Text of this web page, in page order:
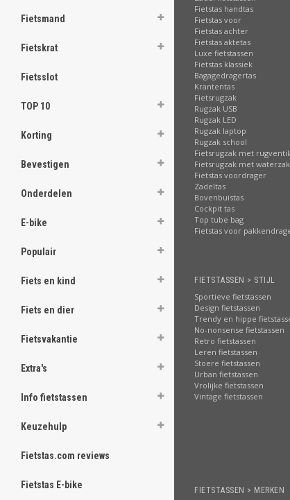
Fietsmand
Fietskrat
Fietsslot
TOP 10
Korting
Bevestigen
Onderdelen
E-bike
Populair
Fiets en kind
Fiets en dier
Fietsvakantie
Extra's
Info fietstassen
Keuzehulp
Fietstas.com reviews
Fietstas E-bike
.
.
.
.
.
.
Fietstas handtas
Fietstas voor
Fietstas achter
Fietstas aktetas
Luxe fietstassen
Fietstas klassiek
Bagagedragertas
Krantentas
Fietsrugzak
Rugzak USB
Rugzak LED
Rugzak laptop
Rugzak school
Fietsrugzak met
Fietsrugzak met waterzak
Fietstas voordrager
Zadeltas
Bovenbuistas
Cockpit tas
Top tube bag
Fietstas voor
FIETSTASSEN > STIJL
Sportieve fietstassen
Design fietstassen
Trendy en hippe
No-nonsense fietstassen
Retro fietstassen
Leren fietstassen
Stoere fietstassen
Urban fietstassen
Vrolijke fietstassen
Vintage fietstassen
FIETSTASSEN > MERKEN